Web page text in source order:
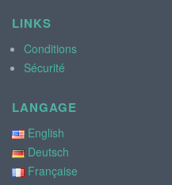
LINKS
Conditions
Sécurité
LANGAGE
English
Deutsch
Française